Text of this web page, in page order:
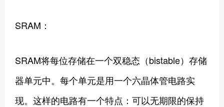
SRAM：
SRAM将每位存储在一个双稳态（bistable）存储
器单元中。每个单元是用一个六晶体管电路实
现。这样的电路有一个特点：可以无期限的保持